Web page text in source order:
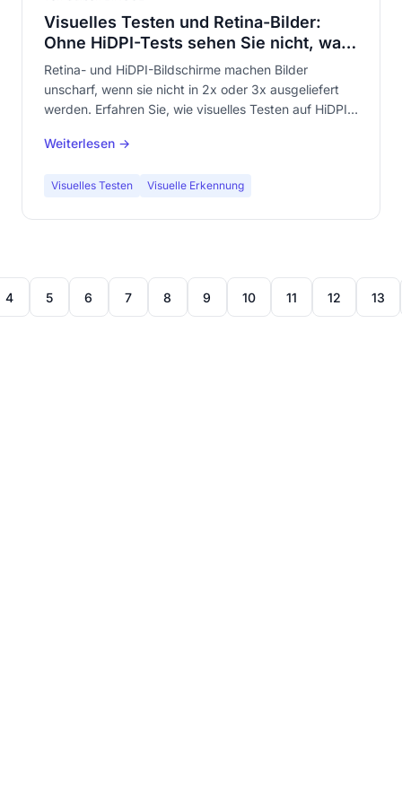
Visuelles Testen und Retina-Bilder:
Ohne HiDPI-Tests sehen Sie nicht, was
Ihre Nutzer sehen
Retina- und HiDPI-Bildschirme machen Bilder
unscharf, wenn sie nicht in 2x oder 3x ausgeliefert
werden. Erfahren Sie, wie visuelles Testen auf HiDPI-
Schärfeprobleme erkennt, die Sie auf Ihrem
Weiterlesen →
Visuelles Testen Visuelle Erkennung
4 5 6 7 8 9 10 11 12 13